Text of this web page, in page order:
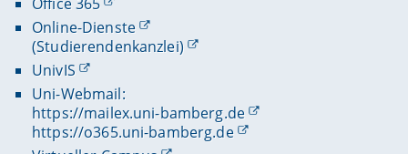
Online-Dienste
(Studierendenkanzlei)
UnivIS
Uni-Webmail:
https://mailex.uni-bamberg.de
https://o365.uni-bamberg.de